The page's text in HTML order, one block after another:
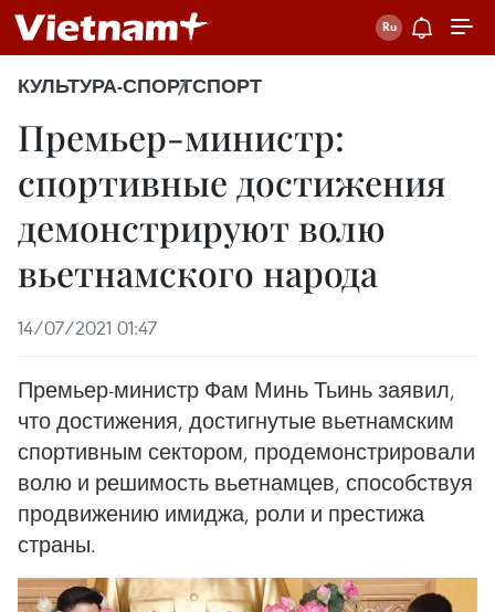
КУЛЬТУРА-СПОРТСПОРТ
Премьер-министр:
спортивные достижения
демонстрируют волю
вьетнамского народа
14/07/2021 01:47
Премьер-министр Фам Минь Тьинь заявил,
что достижения, достигнутые вьетнамским
спортивным сектором, продемонстрировали
волю и решимость вьетнамцев, способствуя
продвижению имиджа, роли и престижа
страны.